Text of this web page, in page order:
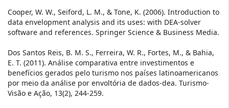
Cooper, W. W., Seiford, L. M., & Tone, K. (2006). Introduction to
data envelopment analysis and its uses: with DEA-solver
software and references. Springer Science & Business Media.
Dos Santos Reis, B. M. S., Ferreira, W. R., Fortes, M., & Bahia,
E. T. (2011). Análise comparativa entre investimentos e
benefícios gerados pelo turismo nos países latinoamericanos
por meio da análise por envoltória de dados-dea. Turismo-
Visão e Ação, 13(2), 244-259.